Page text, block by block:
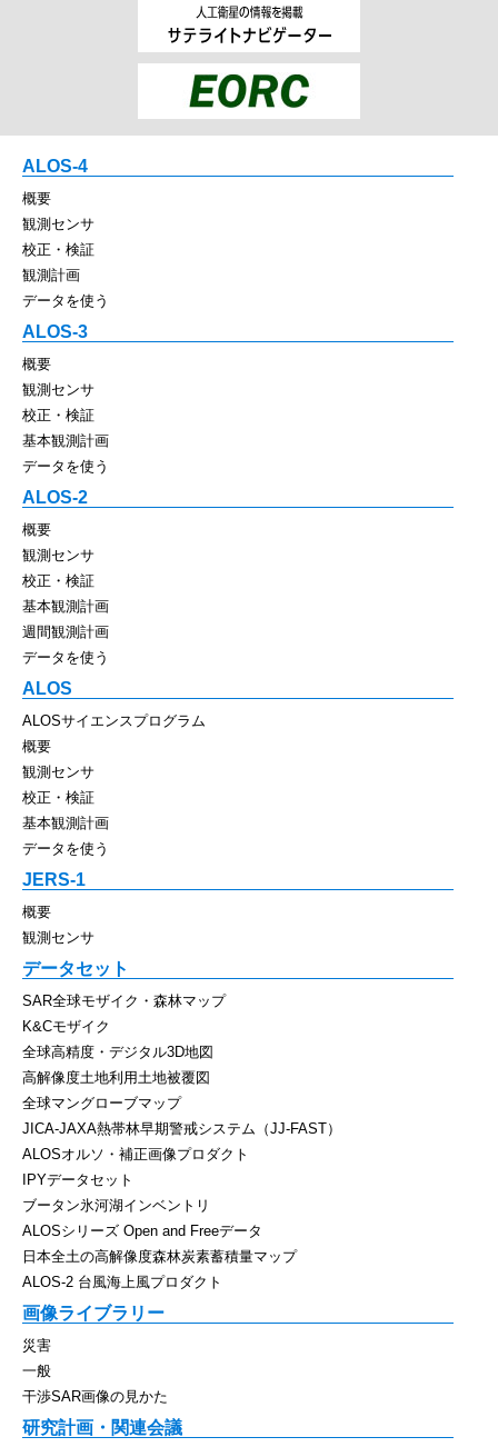
ALOS-4
概要
観測センサ
校正・検証
観測計画
データを使う
ALOS-3
概要
観測センサ
校正・検証
基本観測計画
データを使う
ALOS-2
概要
観測センサ
校正・検証
基本観測計画
週間観測計画
データを使う
ALOS
ALOSサイエンスプログラム
概要
観測センサ
校正・検証
基本観測計画
データを使う
JERS-1
概要
観測センサ
データセット
SAR全球モザイク・森林マップ
K&Cモザイク
全球高精度・デジタル3D地図
高解像度土地利用土地被覆図
全球マングローブマップ
JICA-JAXA熱帯林早期警戒システム（JJ-FAST）
ALOSオルソ・補正画像プロダクト
IPYデータセット
ブータン氷河湖インベントリ
ALOSシリーズ Open and Freeデータ
日本全土の高解像度森林炭素蓄積量マップ
ALOS-2 台風海上風プロダクト
画像ライブラリー
災害
一般
干渉SAR画像の見かた
研究計画・関連会議